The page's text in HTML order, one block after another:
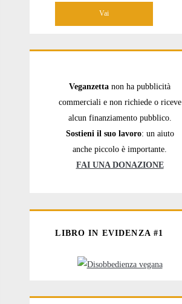
Veganzetta non ha pubblicità
commerciali e non richiede o riceve
alcun finanziamento pubblico.
Sostieni il suo lavoro: un aiuto
anche piccolo è importante.
FAI UNA DONAZIONE
LIBRO IN EVIDENZA #1